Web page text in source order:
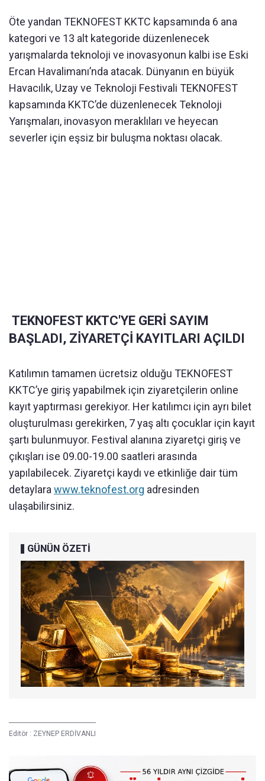
Öte yandan TEKNOFEST KKTC kapsamında 6 ana
kategori ve 13 alt kategoride düzenlenecek
yarışmalarda teknoloji ve inovasyonun kalbi ise Eski
Ercan Havalimanı’nda atacak. Dünyanın en büyük
Havacılık, Uzay ve Teknoloji Festivali TEKNOFEST
kapsamında KKTC’de düzenlenecek Teknoloji
Yarışmaları, inovasyon meraklıları ve heyecan
severler için eşsiz bir buluşma noktası olacak.
TEKNOFEST KKTC'YE GERİ SAYIM
BAŞLADI, ZİYARETÇİ KAYITLARI AÇILDI
Katılımın tamamen ücretsiz olduğu TEKNOFEST
KKTC’ye giriş yapabilmek için ziyaretçilerin online
kayıt yaptırması gerekiyor. Her katılımcı için ayrı bilet
oluşturulması gerekirken, 7 yaş altı çocuklar için kayıt
şartı bulunmuyor. Festival alanına ziyaretçi giriş ve
çıkışları ise 09.00-19.00 saatleri arasında
yapılabilecek. Ziyaretçi kaydı ve etkinliğe dair tüm
detaylara www.teknofest.org adresinden
ulaşabilirsiniz.
GÜNÜN ÖZETİ
Editör : ZEYNEP ERDİVANLI